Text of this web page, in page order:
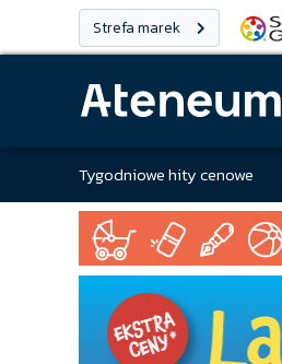
Strefa marek
Tygodniowe hity cenowe